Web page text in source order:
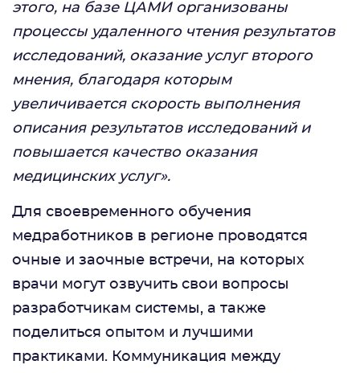
этого, на базе ЦАМИ организованы
процессы удаленного чтения результатов
исследований, оказание услуг второго
мнения, благодаря которым
увеличивается скорость выполнения
описания результатов исследований и
повышается качество оказания
медицинских услуг».
Для своевременного обучения
медработников в регионе проводятся
очные и заочные встречи, на которых
врачи могут озвучить свои вопросы
разработчикам системы, а также
поделиться опытом и лучшими
практиками. Коммуникация между